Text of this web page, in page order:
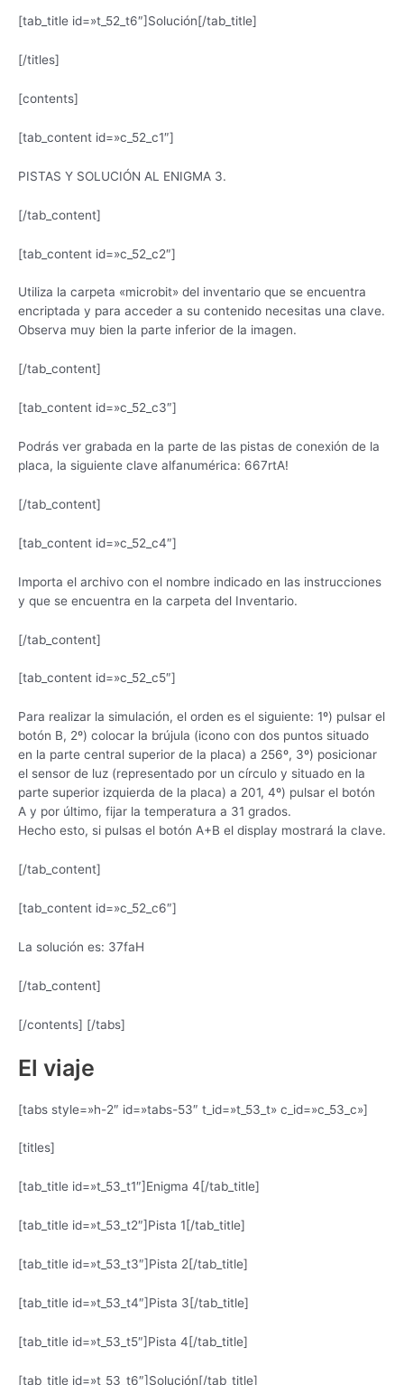
[tab_title id=»t_52_t6″]Solución[/tab_title]
[/titles]
[contents]
[tab_content id=»c_52_c1″]
PISTAS Y SOLUCIÓN AL ENIGMA 3.
[/tab_content]
[tab_content id=»c_52_c2″]
Utiliza la carpeta «microbit» del inventario que se encuentra
encriptada y para acceder a su contenido necesitas una clave.
Observa muy bien la parte inferior de la imagen.
[/tab_content]
[tab_content id=»c_52_c3″]
Podrás ver grabada en la parte de las pistas de conexión de la
placa, la siguiente clave alfanumérica: 667rtA!
[/tab_content]
[tab_content id=»c_52_c4″]
Importa el archivo con el nombre indicado en las instrucciones
y que se encuentra en la carpeta del Inventario.
[/tab_content]
[tab_content id=»c_52_c5″]
Para realizar la simulación, el orden es el siguiente: 1º) pulsar el
botón B, 2º) colocar la brújula (icono con dos puntos situado
en la parte central superior de la placa) a 256º, 3º) posicionar
el sensor de luz (representado por un círculo y situado en la
parte superior izquierda de la placa) a 201, 4º) pulsar el botón
A y por último, fijar la temperatura a 31 grados.
Hecho esto, si pulsas el botón A+B el display mostrará la clave.
[/tab_content]
[tab_content id=»c_52_c6″]
La solución es: 37faH
[/tab_content]
[/contents] [/tabs]
El viaje
[tabs style=»h-2″ id=»tabs-53″ t_id=»t_53_t» c_id=»c_53_c»]
[titles]
[tab_title id=»t_53_t1″]Enigma 4[/tab_title]
[tab_title id=»t_53_t2″]Pista 1[/tab_title]
[tab_title id=»t_53_t3″]Pista 2[/tab_title]
[tab_title id=»t_53_t4″]Pista 3[/tab_title]
[tab_title id=»t_53_t5″]Pista 4[/tab_title]
[tab_title id=»t_53_t6″]Solución[/tab_title]